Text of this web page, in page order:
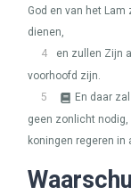
God en van het
dienen,
4
en zullen Zijn
voorhoofd zijn.
5
En daar
geen zonlicht nodig,
koningen regeren in